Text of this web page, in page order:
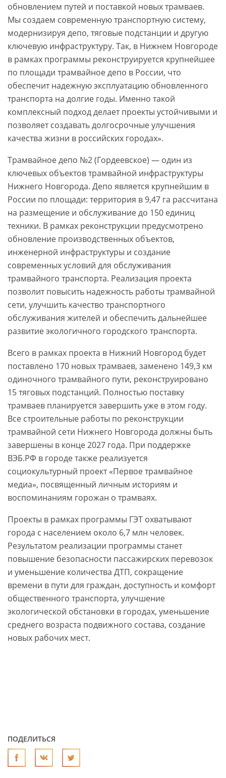
обновлением путей и поставкой новых трамваев.
Мы создаем современную транспортную систему,
модернизируя депо, тяговые подстанции и другую
ключевую инфраструктуру. Так, в Нижнем Новгороде
в рамках программы реконструируется крупнейшее
по площади трамвайное депо в России, что
обеспечит надежную эксплуатацию обновленного
транспорта на долгие годы. Именно такой
комплексный подход делает проекты устойчивыми и
позволяет создавать долгосрочные улучшения
качества жизни в российских городах».
Трамвайное депо №2 (Гордеевское) — один из
ключевых объектов трамвайной инфраструктуры
Нижнего Новгорода. Депо является крупнейшим в
России по площади: территория в 9,47 га рассчитана
на размещение и обслуживание до 150 единиц
техники. В рамках реконструкции предусмотрено
обновление производственных объектов,
инженерной инфраструктуры и создание
современных условий для обслуживания
трамвайного транспорта. Реализация проекта
позволит повысить надежность работы трамвайной
сети, улучшить качество транспортного
обслуживания жителей и обеспечить дальнейшее
развитие экологичного городского транспорта.
Всего в рамках проекта в Нижний Новгород будет
поставлено 170 новых трамваев, заменено 149,3 км
одиночного трамвайного пути, реконструировано
15 тяговых подстанций. Полностью поставку
трамваев планируется завершить уже в этом году.
Все строительные работы по реконструкции
трамвайной сети Нижнего Новгорода должны быть
завершены в конце 2027 года. При поддержке
ВЭБ.РФ в городе также реализуется
социокультурный проект «Первое трамвайное
медиа», посвященный личным историям и
воспоминаниям горожан о трамваях.
Проекты в рамках программы ГЭТ охватывают
города с населением около 6,7 млн человек.
Результатом реализации программы станет
повышение безопасности пассажирских перевозок
и уменьшение количества ДТП, сокращение
времени в пути для граждан, доступность и комфорт
общественного транспорта, улучшение
экологической обстановки в городах, уменьшение
среднего возраста подвижного состава, создание
новых рабочих мест.
ПОДЕЛИТЬСЯ